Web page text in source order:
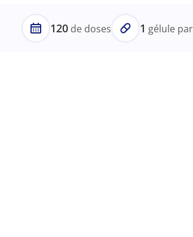
120de doses 1 gélule